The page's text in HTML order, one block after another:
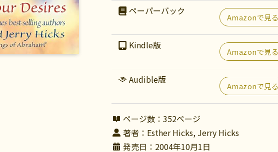
ペーパーバック
Amazonで見る
Kindle版
Amazonで見る
Audible版
Amazonで見る
ページ数：352ページ
著者：Esther Hicks, Jerry Hicks
発売日：2004年10月1日